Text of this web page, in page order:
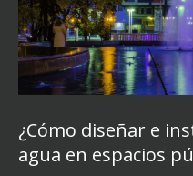
¿Cómo diseñar e
agua en espacios